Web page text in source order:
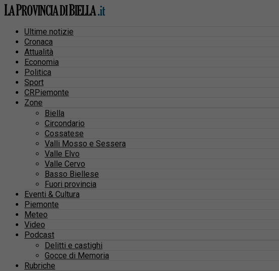
Ultime notizie
Cronaca
Attualità
Economia
Politica
Sport
CRPiemonte
Zone
Biella
Circondario
Cossatese
Valli Mosso e Sessera
Valle Elvo
Valle Cervo
Basso Biellese
Fuori provincia
Eventi & Cultura
Piemonte
Meteo
Video
Podcast
Delitti e castighi
Gocce di Memoria
Rubriche